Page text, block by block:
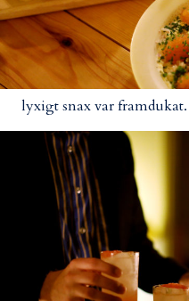
lyxigt snax var framdukat.